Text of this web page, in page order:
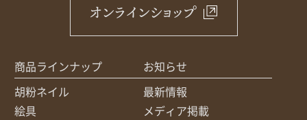
オンラインショップ
商品ラインナップ
胡粉ネイル
絵具
お知らせ
最新情報
メディア掲載